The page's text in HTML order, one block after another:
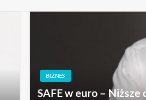
BIZNES
SAFE w euro –